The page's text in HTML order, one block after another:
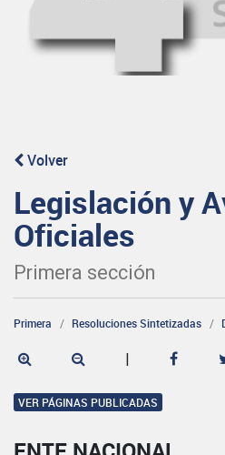
Volver
Legislación y
Oficiales
Primera sección
Primera Resoluciones Sintetizadas
|
VER PÁGINAS PUBLICADAS